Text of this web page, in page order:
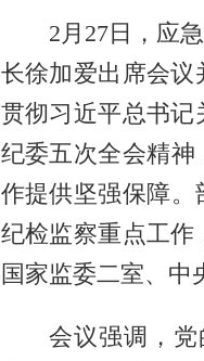
2月27日，应
长徐加爱出席会议
贯彻习近平总书
纪委五次全会精神
作提供坚强保障。
纪检监察重点工
国家监委二室、中
会议强调，